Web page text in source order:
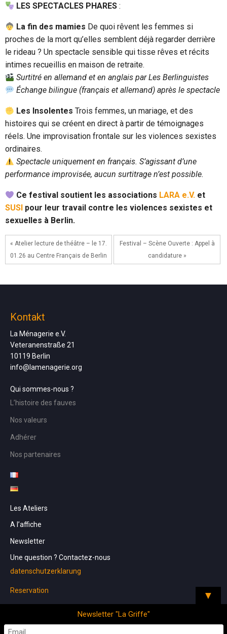
LES SPECTACLES PHARES:
La fin des mamies De quoi rêvent les femmes si
proches de la mort qu’elles semblent déjà regarder derrière
le rideau ? Un spectacle sensible qui tisse rêves et récits
intimes recueillis en maison de retraite.
Surtitré en allemand et en anglais par Les Berlinguistes
Échange bilingue (français et allemand) après le spectacle
Les Insolentes Trois femmes, un mariage, et des
histoires qui se créent en direct à partir de témoignages
réels. Une improvisation frontale sur les violences sexistes
ordinaires.
Spectacle uniquement en français. S’agissant d’une
performance improvisée, aucun surtitrage n’est possible.
Ce festival soutient les associations LARA e.V. et
SUSI pour leur travail contre les violences sexistes et
sexuelles à Berlin.
« Atelier lecture de théâtre – le 17.
01.26 au Centre Français de Berlin
Festival – Scène Ouverte : Appel à
candidature »
Kontakt
La Ménagerie e.V.
Veteranenstraße 21
10119 Berlin
info@lamenagerie.org
Qui sommes-nous ?
L’histoire des fauves
Nos valeurs
Adhérer
Nos partenaires
Les Ateliers
A l’affiche
Newsletter
Une question ? Contactez-nous
datenschutzerklarung
Reservation ▼
Newsletter "La Griffe"